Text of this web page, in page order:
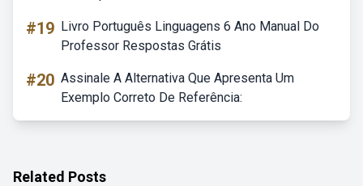
#19 Livro Português Linguagens 6 Ano Manual Do
Professor Respostas Grátis
#20 Assinale A Alternativa Que Apresenta Um
Exemplo Correto De Referência:
Related Posts